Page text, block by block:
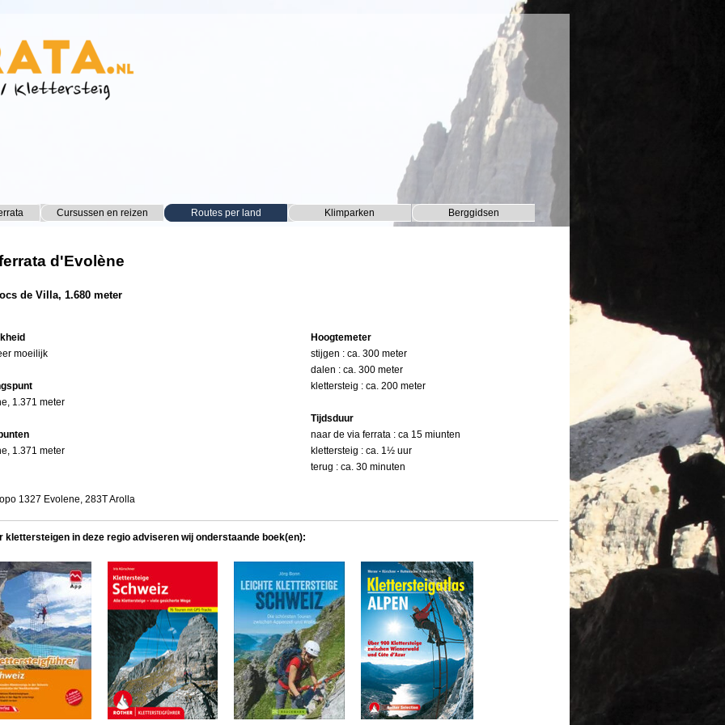
Menu overslaan
▼
Cursussen en reizen ▼
Routes per land ▼
Klimparken ▼
Berggidsen
d'Evolène
de Villa, 1.680 meter
moeilijk
1.371 meter
1.371 meter
1327 Evolene, 283T Arolla
Hoogtemeter
stijgen : ca. 300 meter
dalen : ca. 300 meter
klettersteig : ca. 200 meter
Tijdsduur
naar de via ferrata : ca 15 miunten
klettersteig : ca. 1½ uur
terug : ca. 30 minuten
klettersteigen in deze regio adviseren wij onderstaande boek(en):